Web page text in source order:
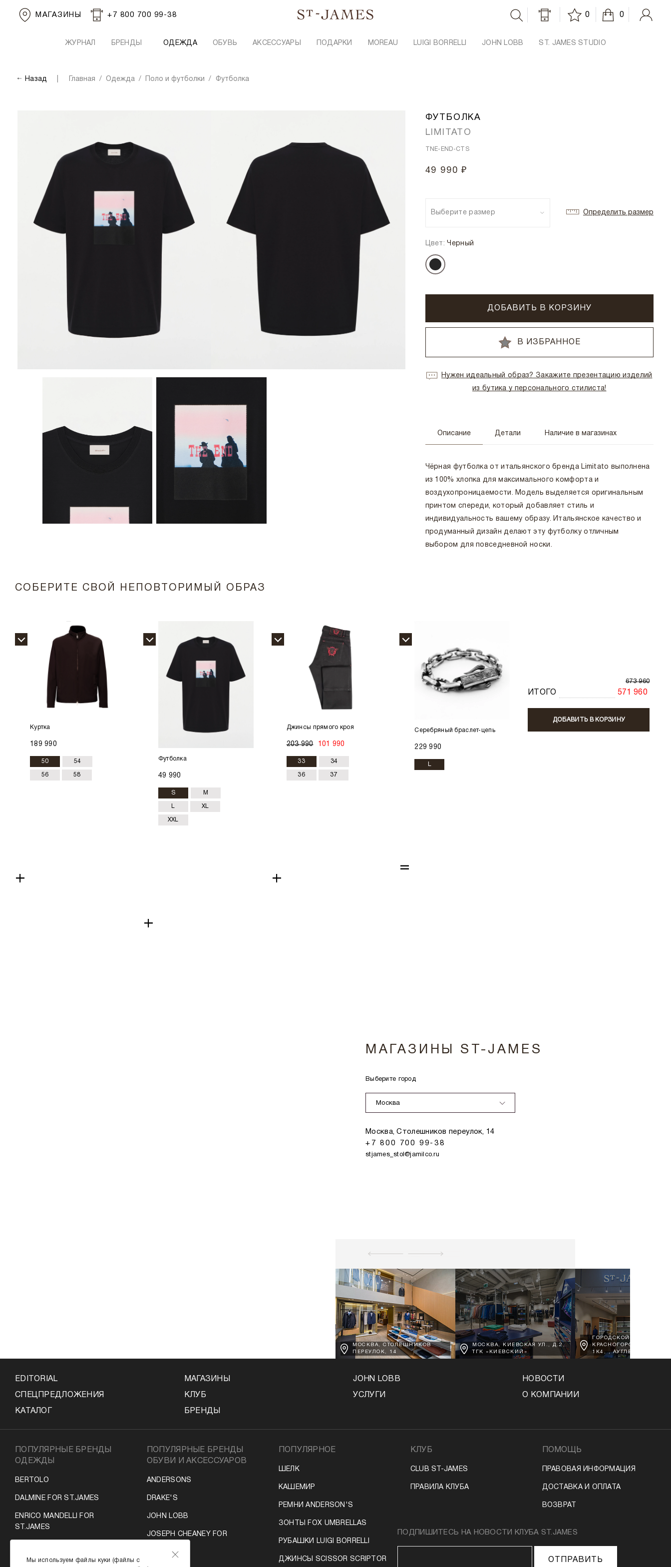
МАГАЗИНЫ +7 800 700 99-38 0 0
ЖУРНАЛ БРЕНДЫ ОДЕЖДА ОБУВЬ АКСЕССУАРЫ ПОДАРКИ MOREAU LUIGI BORRELLI JOHN LOBB ST. JAMES STUDIO
Назад Главная Одежда Поло и футболки Футболка
ФУТБОЛКА
LIMITATO
TNE-END-CTS
49 990 ₽
Выберите размер Определить размер
Цвет:Черный
ДОБАВИТЬ В КОРЗИНУ
В ИЗБРАННОЕ
Нужен идеальный образ? Закажите презентацию изделий
из бутика у персонального стилиста!
Описание Детали Наличие в магазинах
Чёрная футболка от итальянского бренда Limitato выполнена
из 100% хлопка для максимального комфорта и
воздухопроницаемости. Модель выделяется оригинальным
принтом спереди, который добавляет стиль и
индивидуальность вашему образу. Итальянское качество и
продуманный дизайн делают эту футболку отличным
выбором для повседневной носки.
СОБЕРИТЕ СВОЙ НЕПОВТОРИМЫЙ ОБРАЗ
Куртка
189 990
50 54
56 58
+
Футболка
49 990
S M
L XL
XXL
+
Джинсы прямого кроя
203 990 101 990
33 34
36 37
+
Серебряный браслет-цепь
229 990
=
ИТОГО
673 960
571 960
ДОБАВИТЬ В КОРЗИНУ
МАГАЗИНЫ ST-JAMES
Выберите город
Москва
Москва, Столешников переулок, 14
+7 800 700 99-38
stjames_stol@jamilco.ru
МОСКВА, СТОЛЕШНИКОВ
ПЕРЕУЛОК, 14
МОСКВА, КИЕВСКАЯ УЛ., Д.2,
ТГК «КИЕВСКИЙ»
ГОРОДСКОЙ ОКРУГ
КРАСНОГОРСК, Д.
1К4, , АУТЛЕТ
EDITORIAL МАГАЗИНЫ JOHN LOBB НОВОСТИ
СПЕЦПРЕДЛОЖЕНИЯ КЛУБ УСЛУГИ О КОМПАНИИ
КАТАЛОГ БРЕНДЫ
ПОПУЛЯРНЫЕ БРЕНДЫ
ОДЕЖДЫ
BERTOLO
DALMINE FOR ST.JAMES
ENRICO MANDELLI FOR
ST.JAMES
MOORER
ПОПУЛЯРНЫЕ БРЕНДЫ
ОБУВИ И АКСЕССУАРОВ
ANDERSONS
DRAKE'S
JOHN LOBB
JOSEPH CHEANEY FOR
ПОПУЛЯРНОЕ
ШЕЛК
КАШЕМИР
РЕМНИ ANDERSON'S
ЗОНТЫ FOX UMBRELLAS
РУБАШКИ LUIGI BORRELLI
ДЖИНСЫ SCISSOR SCRIPTOR
КЛУБ
CLUB ST-JAMES
ПРАВИЛА КЛУБА
ПОМОЩЬ
ПРАВОВАЯ ИНФОРМАЦИЯ
ДОСТАВКА И ОПЛАТА
ВОЗВРАТ
ПОДПИШИТЕСЬ НА НОВОСТИ КЛУБА ST.JAMES
ОТПРАВИТЬ
Мы используем файлы куки (файлы с